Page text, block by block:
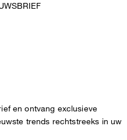
en ontvang exclusieve
trends rechtstreeks in uw